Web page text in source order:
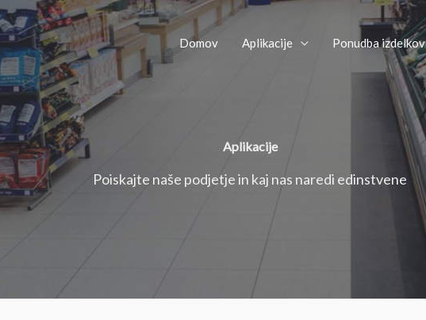
Domov Aplikacije Ponudba izdelkov
Aplikacije
Poiskajte naše podjetje in kaj nas naredi edinstvene